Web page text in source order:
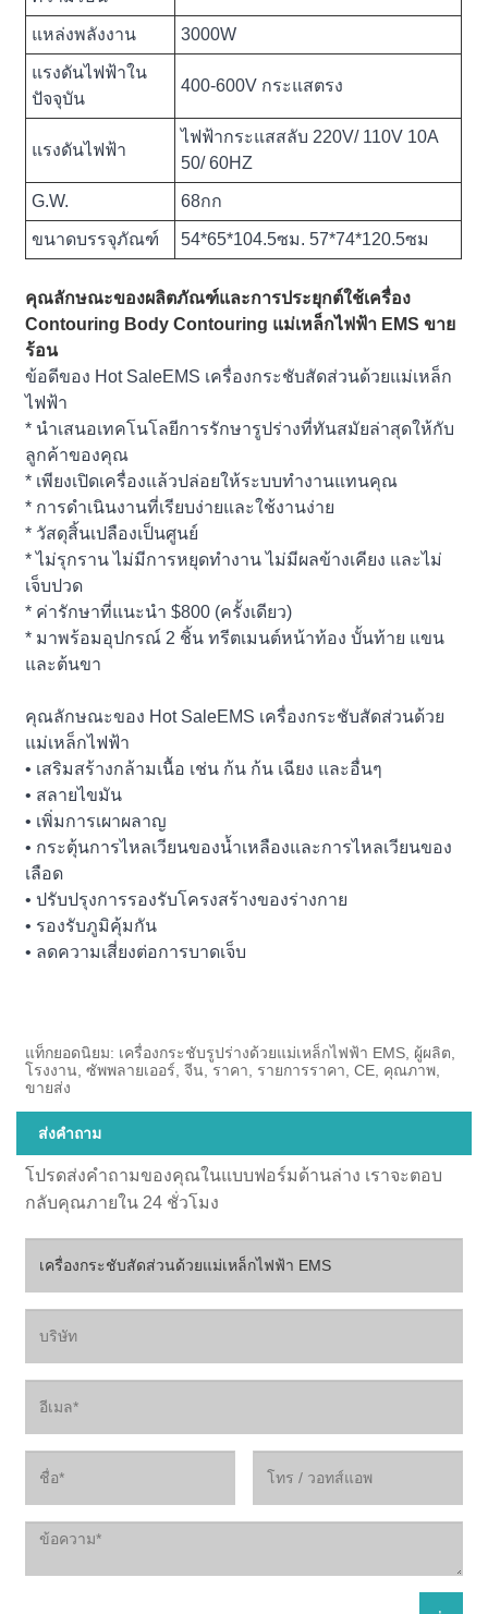
แหล่งพลังงาน 3000W
แรงดันไฟฟ้าใน
ปัจจุบัน
400-600V กระแสตรง
แรงดันไฟฟ้า
ไฟฟ้ากระแสสลับ 220V/ 110V 10A
50/ 60HZ
G.W. 68กก
ขนาดบรรจุภัณฑ์ 54*65*104.5ซม. 57*74*120.5ซม
คุณลักษณะของผลิตภัณฑ์และการประยุกต์ใช้เครื่อง
Contouring Body Contouring แม่เหล็กไฟฟ้า EMS ขาย
ร้อน
ข้อดีของ Hot SaleEMS เครื่องกระชับสัดส่วนด้วยแม่เหล็ก
ไฟฟ้า
* นำเสนอเทคโนโลยีการรักษารูปร่างที่ทันสมัยล่าสุดให้กับ
ลูกค้าของคุณ
* เพียงเปิดเครื่องแล้วปล่อยให้ระบบทำงานแทนคุณ
* การดำเนินงานที่เรียบง่ายและใช้งานง่าย
* วัสดุสิ้นเปลืองเป็นศูนย์
* ไม่รุกราน ไม่มีการหยุดทำงาน ไม่มีผลข้างเคียง และไม่
เจ็บปวด
* ค่ารักษาที่แนะนำ $800 (ครั้งเดียว)
* มาพร้อมอุปกรณ์ 2 ชิ้น ทรีตเมนต์หน้าท้อง บั้นท้าย แขน
และต้นขา
คุณลักษณะของ Hot SaleEMS เครื่องกระชับสัดส่วนด้วย
แม่เหล็กไฟฟ้า
• เสริมสร้างกล้ามเนื้อ เช่น ก้น ก้น เฉียง และอื่นๆ
• สลายไขมัน
• เพิ่มการเผาผลาญ
• กระตุ้นการไหลเวียนของน้ำเหลืองและการไหลเวียนของ
เลือด
• ปรับปรุงการรองรับโครงสร้างของร่างกาย
• รองรับภูมิคุ้มกัน
• ลดความเสี่ยงต่อการบาดเจ็บ
แท็กยอดนิยม: เครื่องกระชับรูปร่างด้วยแม่เหล็กไฟฟ้า EMS, ผู้ผลิต,
โรงงาน, ซัพพลายเออร์, จีน, ราคา, รายการราคา, CE, คุณภาพ,
ขายส่ง
ส่งคำถาม
โปรดส่งคำถามของคุณในแบบฟอร์มด้านล่าง เราจะตอบ
กลับคุณภายใน 24 ชั่วโมง